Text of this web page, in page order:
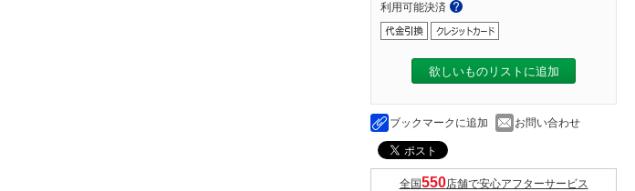
利用可能決済
欲しいものリストに追加
ブックマークに追加 お問い合わせ
全国 店舗で安心アフターサービス